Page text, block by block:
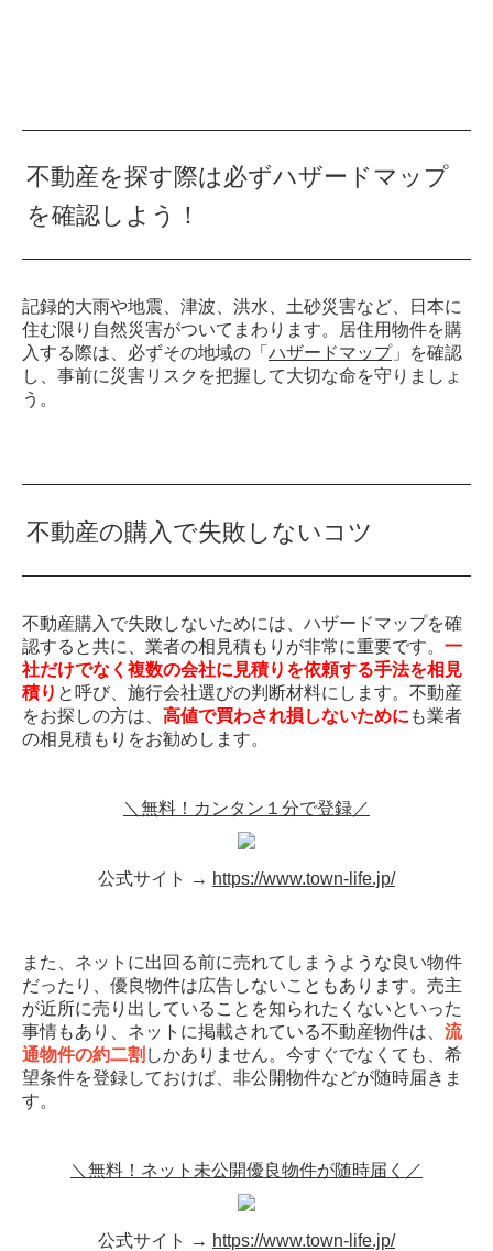
不動産を探す際は必ずハザードマップ
を確認しよう！
記録的大雨や地震、津波、洪水、土砂災害など、日本に
住む限り自然災害がついてまわります。居住用物件を購
入する際は、必ずその地域の「 ハザードマップ」を確認
し、事前に災害リスクを把握して大切な命を守りましょ
う。
不動産の購入で失敗しないコツ
不動産購入で失敗しないためには、ハザードマップを確
認すると共に、業者の相見積もりが非常に重要です。 一
社だけでなく複数の会社に見積りを依頼する手法を相見
積り と呼び、施行会社選びの判断材料にします。不動産
をお探しの方は、 高値で買わされ損しないために も業者
の相見積もりをお勧めします。
＼無料！カンタン１分で登録／
公式サイト → https://www.town-life.jp/
また、ネットに出回る前に売れてしまうような良い物件
だったり、優良物件は広告しないこともあります。売主
が近所に売り出していることを知られたくないといった
事情もあり、ネットに掲載されている不動産物件は、 流
通物件の約二割 しかありません。今すぐでなくても、希
望条件を登録しておけば、非公開物件などが随時届きま
す。
＼無料！ネット未公開優良物件が随時届く／
公式サイト → https://www.town-life.jp/